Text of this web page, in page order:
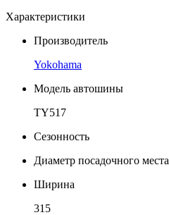
Характеристики
Производитель
Yokohama
Модель автошины
TY517
Сезонность
Диаметр посадочного места
Ширина
315